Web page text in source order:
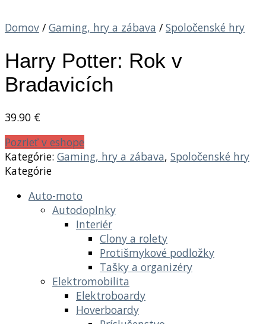
Domov / Gaming, hry a zábava / Spoločenské hry
Harry Potter: Rok v
Bradavicích
39.90 €
Pozrieť v eshope
Kategórie: Gaming, hry a zábava, Spoločenské hry
Kategórie
Auto-moto
Autodoplnky
Interiér
Clony a rolety
Protišmykové podložky
Tašky a organizéry
Elektromobilita
Elektroboardy
Hoverboardy